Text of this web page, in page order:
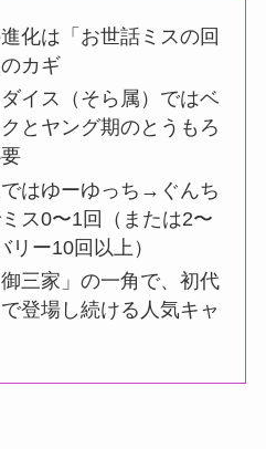
化は「お世話ミスの回
カギ
イス（そら属）ではベ
とヤング期のとうもろ
はゆーゆっち→ぐんち
ス0〜1回（または2〜
リー10回以上）
三家」の一角で、初代
登場し続ける人気キャ